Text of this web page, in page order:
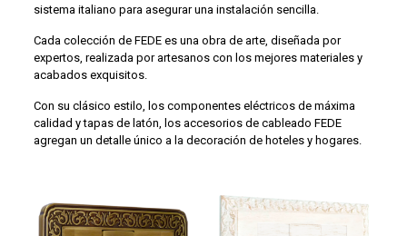
sistema italiano para asegurar una instalación sencilla.
Cada colección de FEDE es una obra de arte, diseñada por
expertos, realizada por artesanos con los mejores materiales y
acabados exquisitos.
Con su clásico estilo, los componentes eléctricos de máxima
calidad y tapas de latón, los accesorios de cableado FEDE
agregan un detalle único a la decoración de hoteles y hogares.